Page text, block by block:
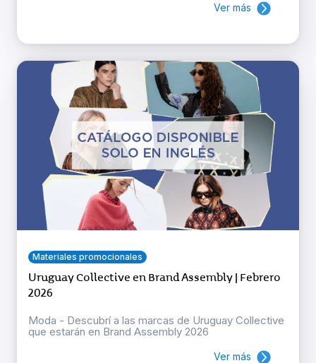
Ver más
Materiales promocionales
Uruguay Collective en Brand Assembly | Febrero
2026
Moda - Descubrí a las marcas de Uruguay Collective
que estarán en Brand Assembly 2026
Ver más